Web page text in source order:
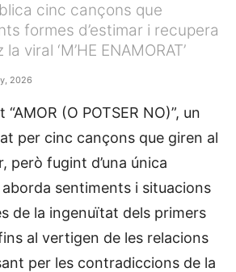
cinc cançons que
formes d’estimar i recupera
viral ‘M’HE ENAMORAT’
2026
(O POTSER NO)”, un
per cinc cançons que giren al
però fugint d’una única
aborda sentiments i situacions
de la ingenuïtat dels primers
al vertigen de les relacions
per les contradiccions de la